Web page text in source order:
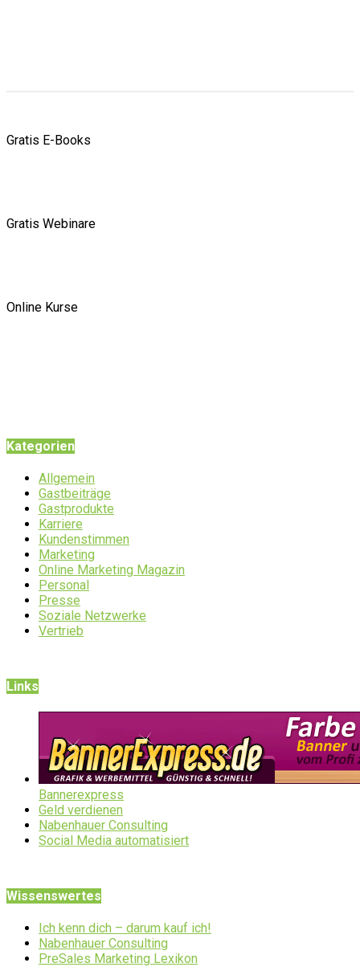
Gratis E-Books
Gratis Webinare
Online Kurse
Kategorien
Allgemein
Gastbeiträge
Gastprodukte
Karriere
Kundenstimmen
Marketing
Online Marketing Magazin
Personal
Presse
Soziale Netzwerke
Vertrieb
Links
Bannerexpress
Geld verdienen
Nabenhauer Consulting
Social Media automatisiert
Wissenswertes
Ich kenn dich – darum kauf ich!
Nabenhauer Consulting
PreSales Marketing Lexikon